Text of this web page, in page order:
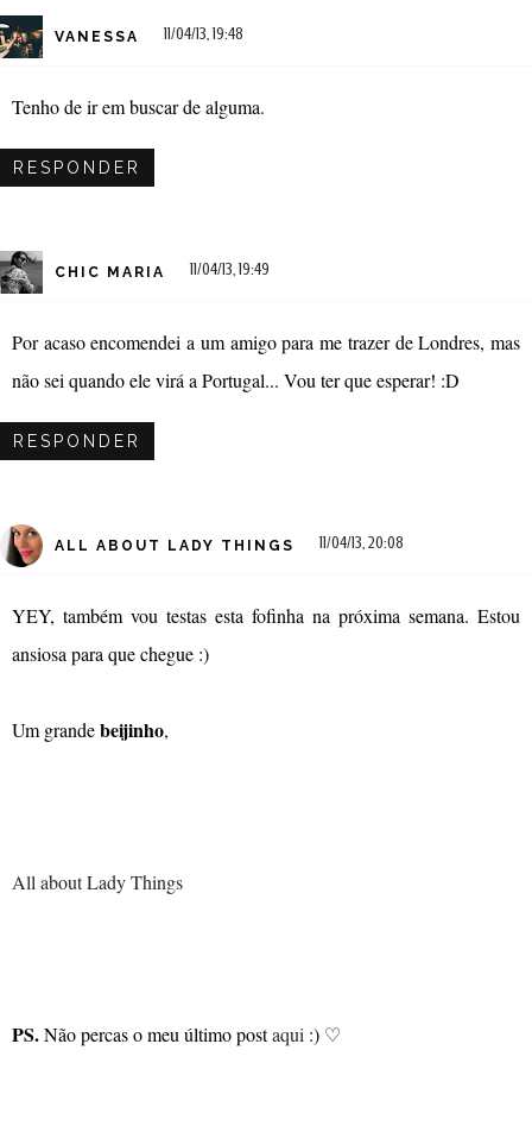
VANESSA 11/04/13, 19:48
Tenho de ir em buscar de alguma.
RESPONDER
CHIC MARIA 11/04/13, 19:49
Por acaso encomendei a um amigo para me trazer de Londres, mas
não sei quando ele virá a Portugal... Vou ter que esperar! :D
RESPONDER
ALL ABOUT LADY THINGS 11/04/13, 20:08
YEY, também vou testas esta fofinha na próxima semana. Estou
ansiosa para que chegue :)
Um grandebeijinho,
All about Lady Things
PS.Não percas o meu último postaqui :) ♡